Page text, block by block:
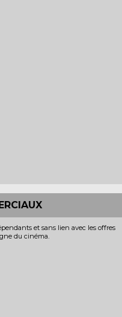
et sans lien avec les offres
du cinéma.